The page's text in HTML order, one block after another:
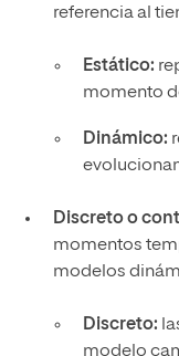
referencia al
Estático:
momento
Dinámico:
Discreto o
momentos
modelos
Discreto:
modelo